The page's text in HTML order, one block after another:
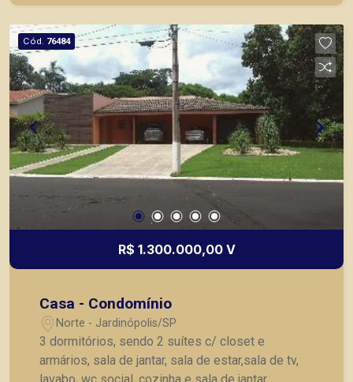
Cód. 76484
R$ 1.300.000,00 V
Casa - Condomínio
Norte - Jardinópolis/SP
3 dormitórios, sendo 2 suítes c/ closet e
armários, sala de jantar, sala de estar,sala de tv,